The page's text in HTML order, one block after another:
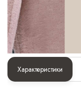
Характеристики